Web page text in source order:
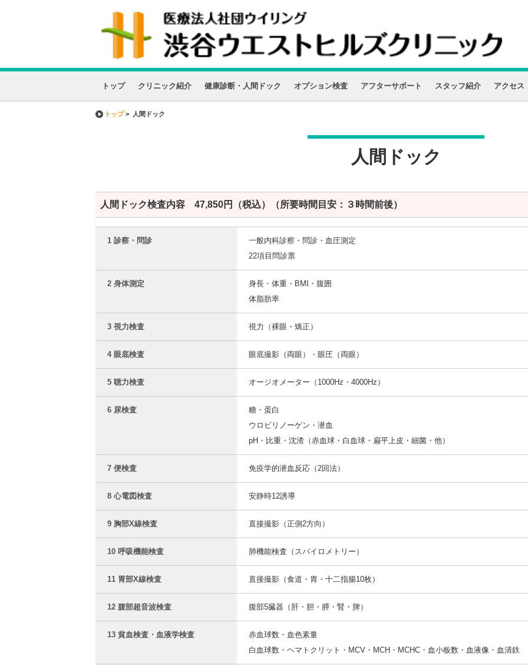
トップ クリニック紹介 健康診断・人間ドック オプション検査 アフターサポート スタッフ紹介 アクセス
トップ> 人間ドック
人間ドック
人間ドック検査内容 47,850円（税込）（所要時間目安：３時間前後）
1 診察・問診
一般内科診察・問診・血圧測定
22項目問診票
2 身体測定
身長・体重・BMI・腹囲
体脂肪率
3 視力検査 視力（裸眼・矯正）
4 眼底検査 眼底撮影（両眼）・眼圧（両眼）
5 聴力検査 オージオメーター（1000Hz・4000Hz）
6 尿検査
糖・蛋白
ウロビリノーゲン・潜血
pH・比重・沈渣（赤血球・白血球・扁平上皮・細菌・他）
7 便検査 免疫学的潜血反応（2回法）
8 心電図検査 安静時12誘導
9 胸部X線検査 直接撮影（正側2方向）
10 呼吸機能検査 肺機能検査（スパイロメトリー）
11 胃部X線検査 直接撮影（食道・胃・十二指腸10枚）
12 腹部超音波検査 腹部5臓器（肝・胆・膵・腎・脾）
13 貧血検査・血液学検査
赤血球数・血色素量
白血球数・ヘマトクリット・MCV・MCH・MCHC・血小板数・血液像・血清鉄